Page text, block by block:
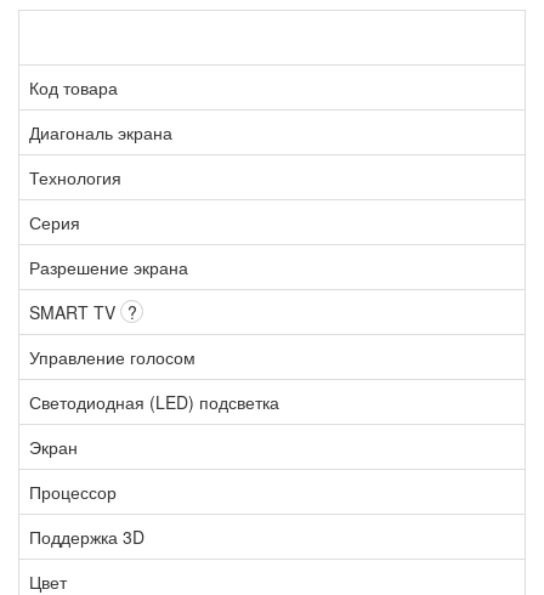
Код товара
Диагональ экрана
Технология
Серия
Разрешение экрана
SMART TV ?
Управление голосом
Светодиодная (LED) подсветка
Экран
Процессор
Поддержка 3D
Цвет